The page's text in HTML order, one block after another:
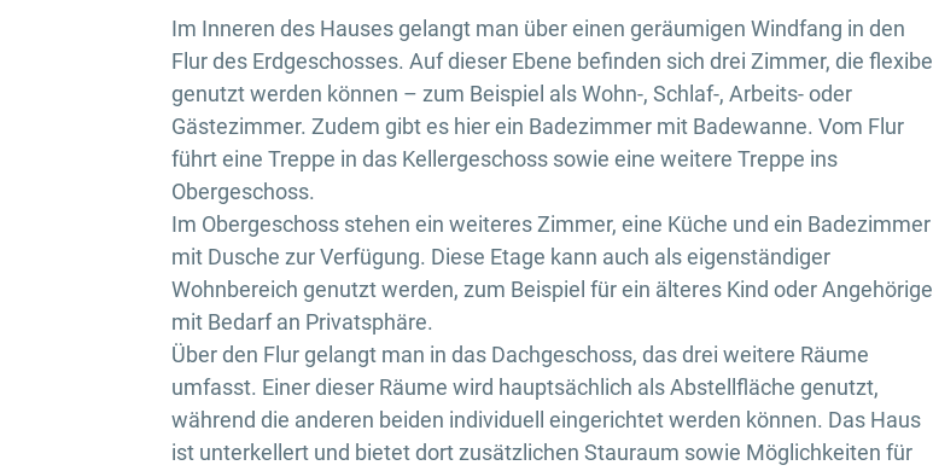
Im Inneren des Hauses gelangt man über einen geräumigen Windfang in den
Flur des Erdgeschosses. Auf dieser Ebene befinden sich drei Zimmer, die flexibel
genutzt werden können – zum Beispiel als Wohn-, Schlaf-, Arbeits- oder
Gästezimmer. Zudem gibt es hier ein Badezimmer mit Badewanne. Vom Flur
führt eine Treppe in das Kellergeschoss sowie eine weitere Treppe ins
Obergeschoss.
Im Obergeschoss stehen ein weiteres Zimmer, eine Küche und ein Badezimmer
mit Dusche zur Verfügung. Diese Etage kann auch als eigenständiger
Wohnbereich genutzt werden, zum Beispiel für ein älteres Kind oder Angehörige
mit Bedarf an Privatsphäre.
Über den Flur gelangt man in das Dachgeschoss, das drei weitere Räume
umfasst. Einer dieser Räume wird hauptsächlich als Abstellfläche genutzt,
während die anderen beiden individuell eingerichtet werden können. Das Haus
ist unterkellert und bietet dort zusätzlichen Stauraum sowie Möglichkeiten für